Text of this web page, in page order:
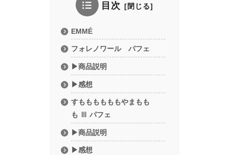
目次
EMMÉ
フォレノワール パフェ
▶︎商品説明
▶︎感想
すももももももやまもも
も Ⅲ パフェ
▶︎商品説明
▶︎感想